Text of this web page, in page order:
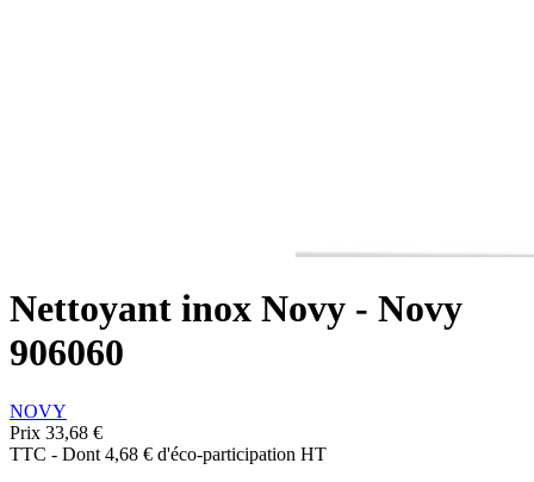
Nettoyant inox Novy - Novy
906060
NOVY
Prix 33,68 €
TTC - Dont 4,68 € d'éco-participation HT